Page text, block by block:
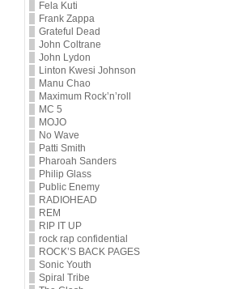
Fela Kuti
Frank Zappa
Grateful Dead
John Coltrane
John Lydon
Linton Kwesi Johnson
Manu Chao
Maximum Rock’n’roll
MC 5
MOJO
No Wave
Patti Smith
Pharoah Sanders
Philip Glass
Public Enemy
RADIOHEAD
REM
RIP IT UP
rock rap confidential
ROCK’S BACK PAGES
Sonic Youth
Spiral Tribe